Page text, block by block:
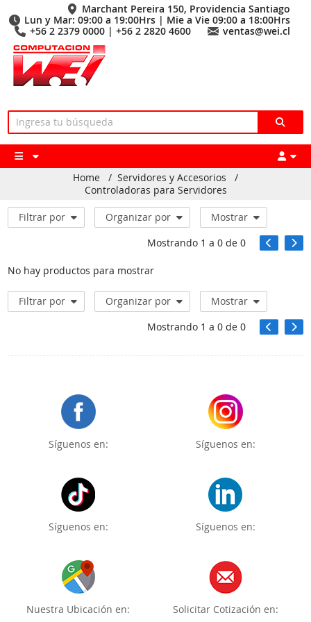
Marchant Pereira 150, Providencia Santiago
Lun y Mar: 09:00 a 19:00Hrs | Mie a Vie 09:00 a 18:00Hrs
+56 2 2379 0000 | +56 2 2820 4600
ventas@wei.cl
Home / Servidores y Accesorios
/
Controladoras para Servidores
Filtrar por Organizar por
Mostrar
Mostrando 1 a 0de 0
No hay productos para mostrar
Filtrar por Organizar por
Mostrar
Mostrando 1 a 0de 0
Síguenos en: Síguenos en:
Síguenos en: Síguenos en:
Nuestra Ubicación en: Solicitar Cotización en: